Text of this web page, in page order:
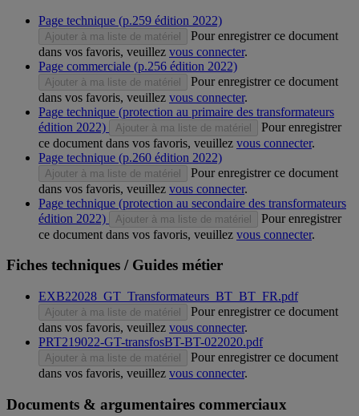
Page technique (p.259 édition 2022)
Ajouter à ma liste de matériel
Pour enregistrer ce document
dans vos favoris, veuillez vous connecter.
Page commerciale (p.256 édition 2022)
Ajouter à ma liste de matériel
Pour enregistrer ce document
dans vos favoris, veuillez vous connecter.
Page technique (protection au primaire des transformateurs
édition 2022)
Ajouter à ma liste de matériel
Pour enregistrer
ce document dans vos favoris, veuillez vous connecter.
Page technique (p.260 édition 2022)
Ajouter à ma liste de matériel
Pour enregistrer ce document
dans vos favoris, veuillez vous connecter.
Page technique (protection au secondaire des transformateurs
édition 2022)
Ajouter à ma liste de matériel
Pour enregistrer
ce document dans vos favoris, veuillez vous connecter.
Fiches techniques / Guides métier
EXB22028_GT_Transformateurs_BT_BT_FR.pdf
Ajouter à ma liste de matériel
Pour enregistrer ce document
dans vos favoris, veuillez vous connecter.
PRT219022-GT-transfosBT-BT-022020.pdf
Ajouter à ma liste de matériel
Pour enregistrer ce document
dans vos favoris, veuillez vous connecter.
Documents & argumentaires commerciaux